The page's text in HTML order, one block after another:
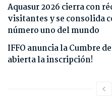
Aquasur 2026 cierra con
visitantes y se consolida
número uno del mundo
IFFO anuncia la Cumbre
abierta la inscripción!